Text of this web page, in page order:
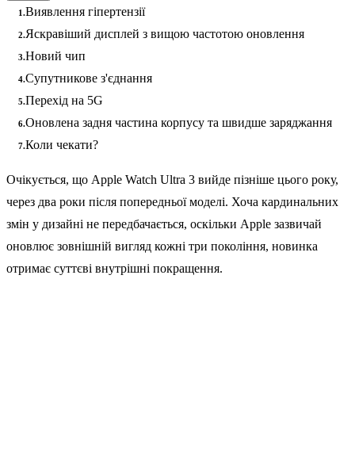
Виявлення гіпертензії
Яскравіший дисплей з вищою частотою оновлення
Новий чип
Супутникове з'єднання
Перехід на 5G
Оновлена задня частина корпусу та швидше заряджання
Коли чекати?
Очікується, що Apple Watch Ultra 3 вийде пізніше цього року,
через два роки після попередньої моделі. Хоча кардинальних
змін у дизайні не передбачається, оскільки Apple зазвичай
оновлює зовнішній вигляд кожні три покоління, новинка
отримає суттєві внутрішні покращення.